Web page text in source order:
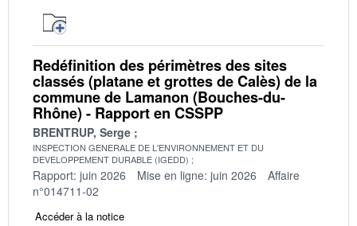
Redéfinition des périmètres des sites
classés (platane et grottes de Calès) de la
commune de Lamanon (Bouches-du-
Rhône) - Rapport en CSSPP
BRENTRUP, Serge
INSPECTION GENERALE DE L'ENVIRONNEMENT ET DU
DEVELOPPEMENT DURABLE (IGEDD)
Rapport: juin 2026 Mise en ligne: juin 2026
Affaire
n°014711-02
Accéder à la notice